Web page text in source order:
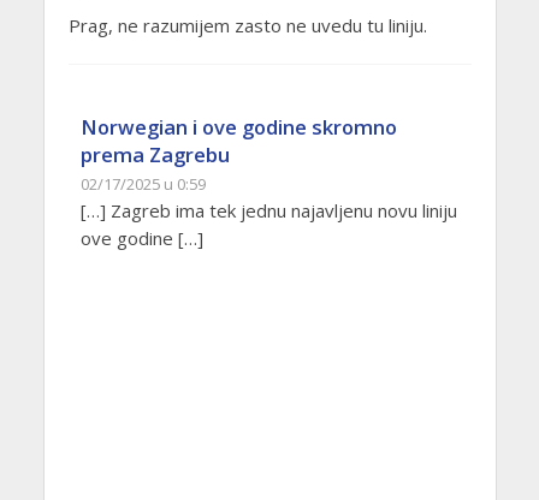
Prag, ne razumijem zasto ne uvedu tu liniju.
Norwegian i ove godine skromno
prema Zagrebu
02/17/2025 u 0:59
[…] Zagreb ima tek jednu najavljenu novu liniju
ove godine […]